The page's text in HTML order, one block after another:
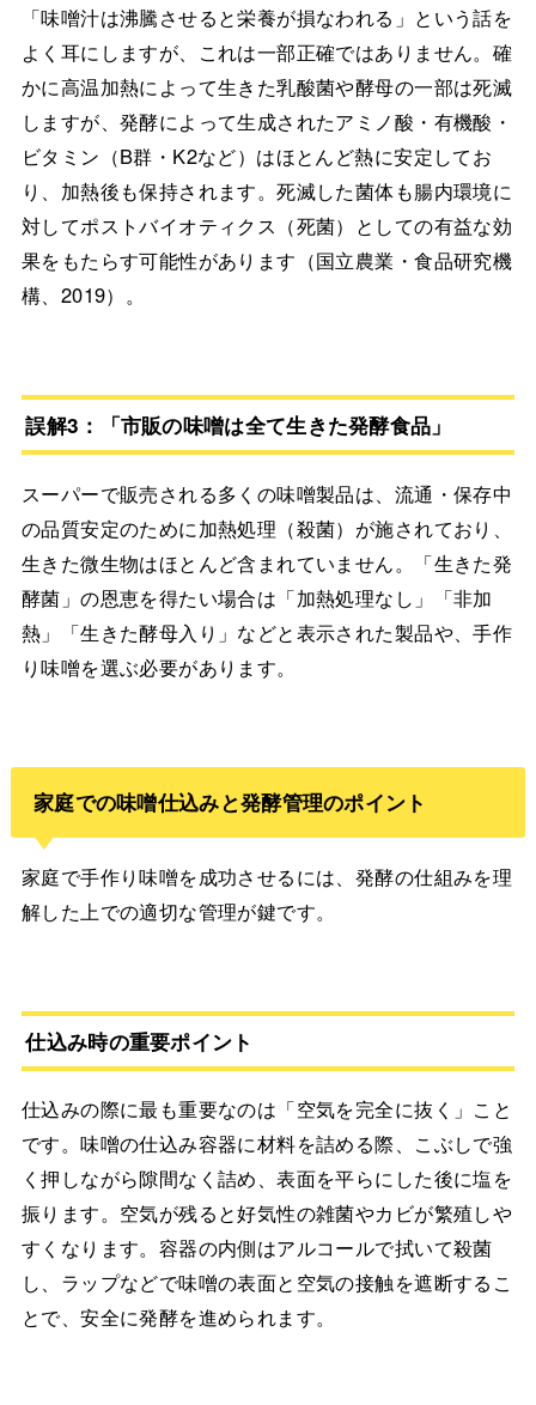
「味噌汁は沸騰させると栄養が損なわれる」という話を
よく耳にしますが、これは一部正確ではありません。確
かに高温加熱によって生きた乳酸菌や酵母の一部は死滅
しますが、発酵によって生成されたアミノ酸・有機酸・
ビタミン（B群・K2など）はほとんど熱に安定してお
り、加熱後も保持されます。死滅した菌体も腸内環境に
対してポストバイオティクス（死菌）としての有益な効
果をもたらす可能性があります（国立農業・食品研究機
構、2019）。
誤解3：「市販の味噌は全て生きた発酵食品」
スーパーで販売される多くの味噌製品は、流通・保存中
の品質安定のために加熱処理（殺菌）が施されており、
生きた微生物はほとんど含まれていません。「生きた発
酵菌」の恩恵を得たい場合は「加熱処理なし」「非加
熱」「生きた酵母入り」などと表示された製品や、手作
り味噌を選ぶ必要があります。
家庭での味噌仕込みと発酵管理のポイント
家庭で手作り味噌を成功させるには、発酵の仕組みを理
解した上での適切な管理が鍵です。
仕込み時の重要ポイント
仕込みの際に最も重要なのは「空気を完全に抜く」こと
です。味噌の仕込み容器に材料を詰める際、こぶしで強
く押しながら隙間なく詰め、表面を平らにした後に塩を
振ります。空気が残ると好気性の雑菌やカビが繁殖しや
すくなります。容器の内側はアルコールで拭いて殺菌
し、ラップなどで味噌の表面と空気の接触を遮断するこ
とで、安全に発酵を進められます。